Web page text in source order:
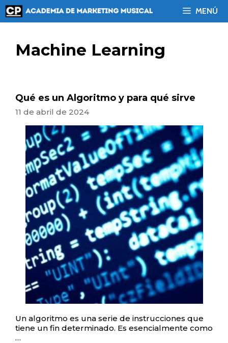
Saltar
al
contenido
MENÚ
Machine Learning
Qué es un Algoritmo y para qué sirve
11 de abril de 2024
Un algoritmo es una serie de instrucciones que
tiene un fin determinado. Es esencialmente como
…